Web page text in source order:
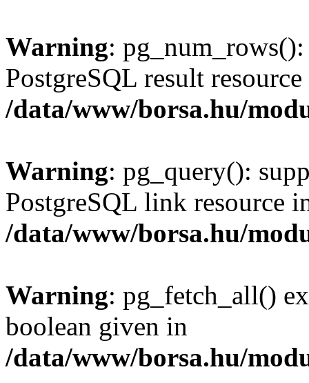
Warning:
PostgreSQL result
/data/www/borsa.hu/
Warning: pg_query():
PostgreSQL link resource
/data/www/borsa.hu/
Warning: pg_fetch_all()
boolean given in
/data/www/borsa.hu/